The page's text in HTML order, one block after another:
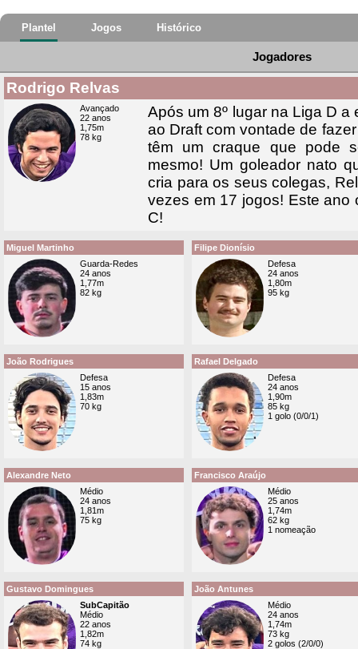
Plantel Jogos Histórico
Jogadores
Rodrigo Relvas
Avançado
22 anos
1,75m
78 kg
Após um 8º lugar na Liga D
ao Draft com vontade de
têm um craque que pode
mesmo! Um goleador nato
cria para os seus colegas,
vezes em 17 jogos! Este ano
C!
Miguel Martinho
Guarda-Redes
24 anos
1,77m
82 kg
Filipe Dionísio
Defesa
24 anos
1,80m
95 kg
João Rodrigues
Defesa
15 anos
1,83m
70 kg
Rafael Delgado
Defesa
24 anos
1,90m
85 kg
1 golo (0/0/1)
Alexandre Neto
Médio
24 anos
1,81m
75 kg
Francisco Araújo
Médio
25 anos
1,74m
62 kg
1 nomeação
Gustavo Domingues
SubCapitão
Médio
22 anos
1,82m
74 kg
João Antunes
Médio
24 anos
1,74m
73 kg
2 golos (2/0/0)